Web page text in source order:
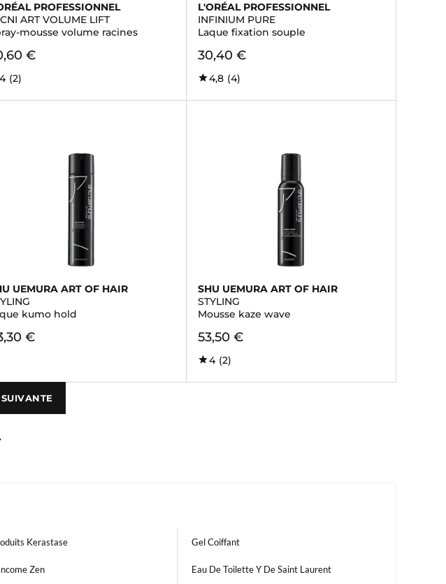
PROFESSIONNEL
ART VOLUME LIFT
mousse volume racines
€
4 (2)
L'ORÉAL PROFESSIONNEL
INFINIUM PURE
Laque fixation souple
30,40 €
4,8 (4)
UEMURA ART OF HAIR
kumo hold
€
SHU UEMURA ART OF HAIR
STYLING
Mousse kaze wave
53,50 €
4 (2)
Kerastase Gel Coiffant
Zen Eau De Toilette Y De Saint Laurent